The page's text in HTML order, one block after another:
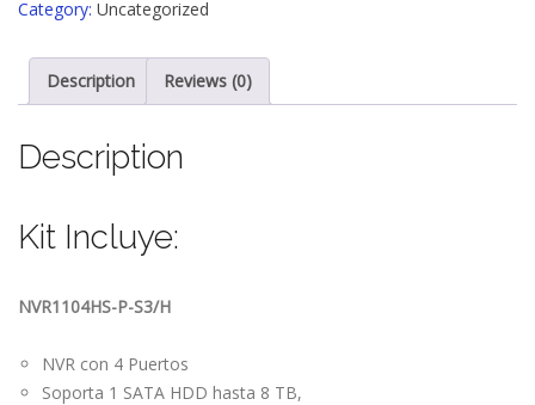
Category: Uncategorized
Description Reviews (0)
Description
Kit Incluye:
NVR1104HS-P-S3/H
NVR con 4 Puertos
Soporta 1 SATA HDD hasta 8 TB,